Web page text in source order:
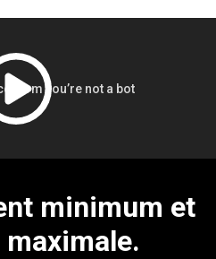
minimum et